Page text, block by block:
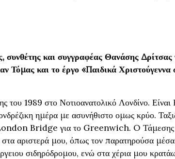
συνθέτης και συγγραφέας Θανάσης Δρίτσας
Τόμας και το έργο «Παιδικά
του 1989 στο Νοτιοανατολικό Λονδίνο.
ημέρα με ασυνήθιστο ομως κρύο.
Bridge για το Greenwich. O Τάμεσης
αριστερά μου, όπως τον παρατηρούσα
σιδηρόδρομου, ενώ στα χέρια μου